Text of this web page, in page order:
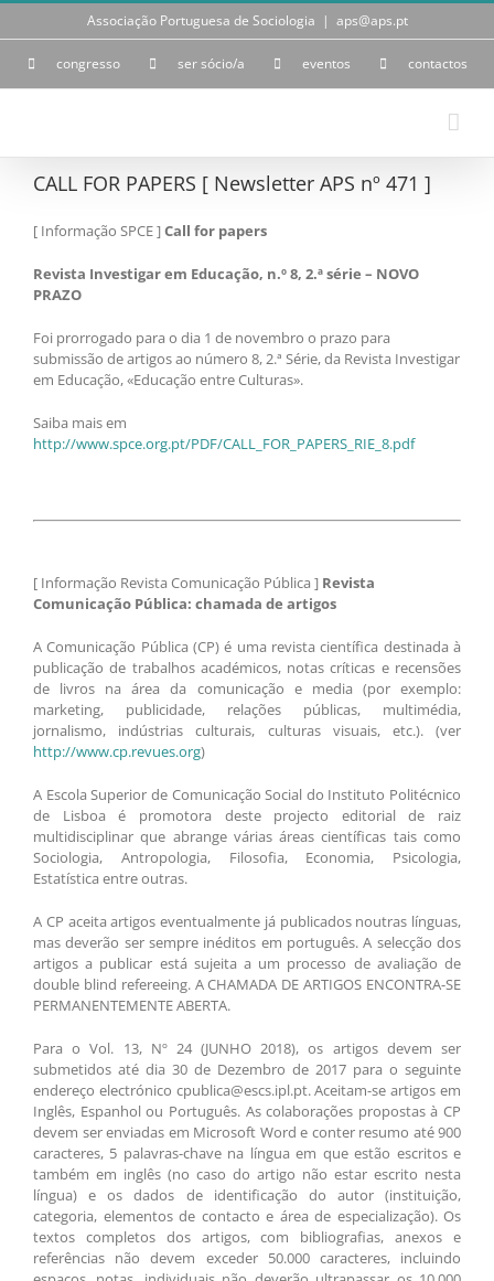
Skip
Associação Portuguesa de Sociologia | aps@aps.pt
congresso ser sócio/a eventos contactos
CALL FOR PAPERS [ Newsletter APS nº 471 ]
[ Informação SPCE ]Call for papers
Revista Investigar em Educação, n.º 8, 2.ª série – NOVO
PRAZO
Foi prorrogado para o dia 1 de novembro o prazo para
submissão de artigos ao número 8, 2.ª Série, da Revista Investigar
em Educação, «Educação entre Culturas».
Saiba mais em
http://www.spce.org.pt/PDF/CALL_FOR_PAPERS_RIE_8.pdf
[ Informação Revista Comunicação Pública ] Revista
Comunicação Pública: chamada de artigos
A Comunicação Pública (CP) é uma revista científica destinada à
publicação de trabalhos académicos, notas críticas e recensões
de livros na área da comunicação e media (por exemplo:
marketing, publicidade, relações públicas, multimédia,
jornalismo, indústrias culturais, culturas visuais, etc.). (ver
http://www.cp.revues.org)
A Escola Superior de Comunicação Social do Instituto Politécnico
de Lisboa é promotora deste projecto editorial de raiz
multidisciplinar que abrange várias áreas científicas tais como
Sociologia, Antropologia, Filosofia, Economia, Psicologia,
Estatística entre outras.
A CP aceita artigos eventualmente já publicados noutras línguas,
mas deverão ser sempre inéditos em português. A selecção dos
artigos a publicar está sujeita a um processo de avaliação de
double blind refereeing. A CHAMADA DE ARTIGOS ENCONTRA-SE
PERMANENTEMENTE ABERTA.
Para o Vol. 13, Nº 24 (JUNHO 2018), os artigos devem ser
submetidos até dia 30 de Dezembro de 2017 para o seguinte
endereço electrónico cpublica@escs.ipl.pt. Aceitam-se artigos em
Inglês, Espanhol ou Português. As colaborações propostas à CP
devem ser enviadas em Microsoft Word e conter resumo até 900
caracteres, 5 palavras-chave na língua em que estão escritos e
também em inglês (no caso do artigo não estar escrito nesta
língua) e os dados de identificação do autor (instituição,
categoria, elementos de contacto e área de especialização). Os
textos completos dos artigos, com bibliografias, anexos e
referências não devem exceder 50.000 caracteres, incluindo